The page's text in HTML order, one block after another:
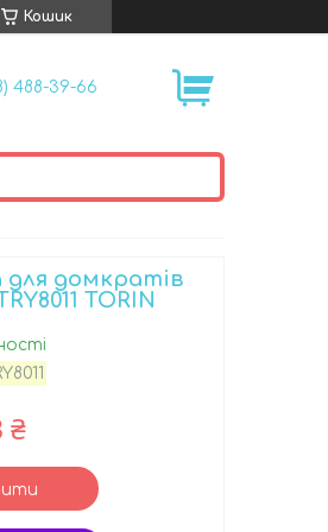
Кошик
488-39-66
для дoмкpaтів
TORIN
₴